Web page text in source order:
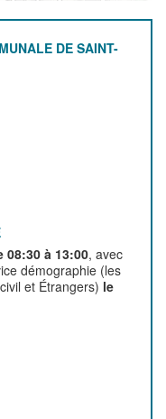
DE SAINT-
à 13:00, avec
démographie (les
et Étrangers) le